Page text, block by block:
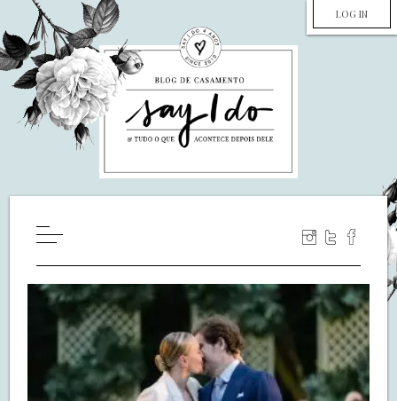
LOG IN
WILL YOU MARRY ME?
LUA DE MEL
COZINHA
DECORAÇÃO
DE NOIVA PRA NOIVA